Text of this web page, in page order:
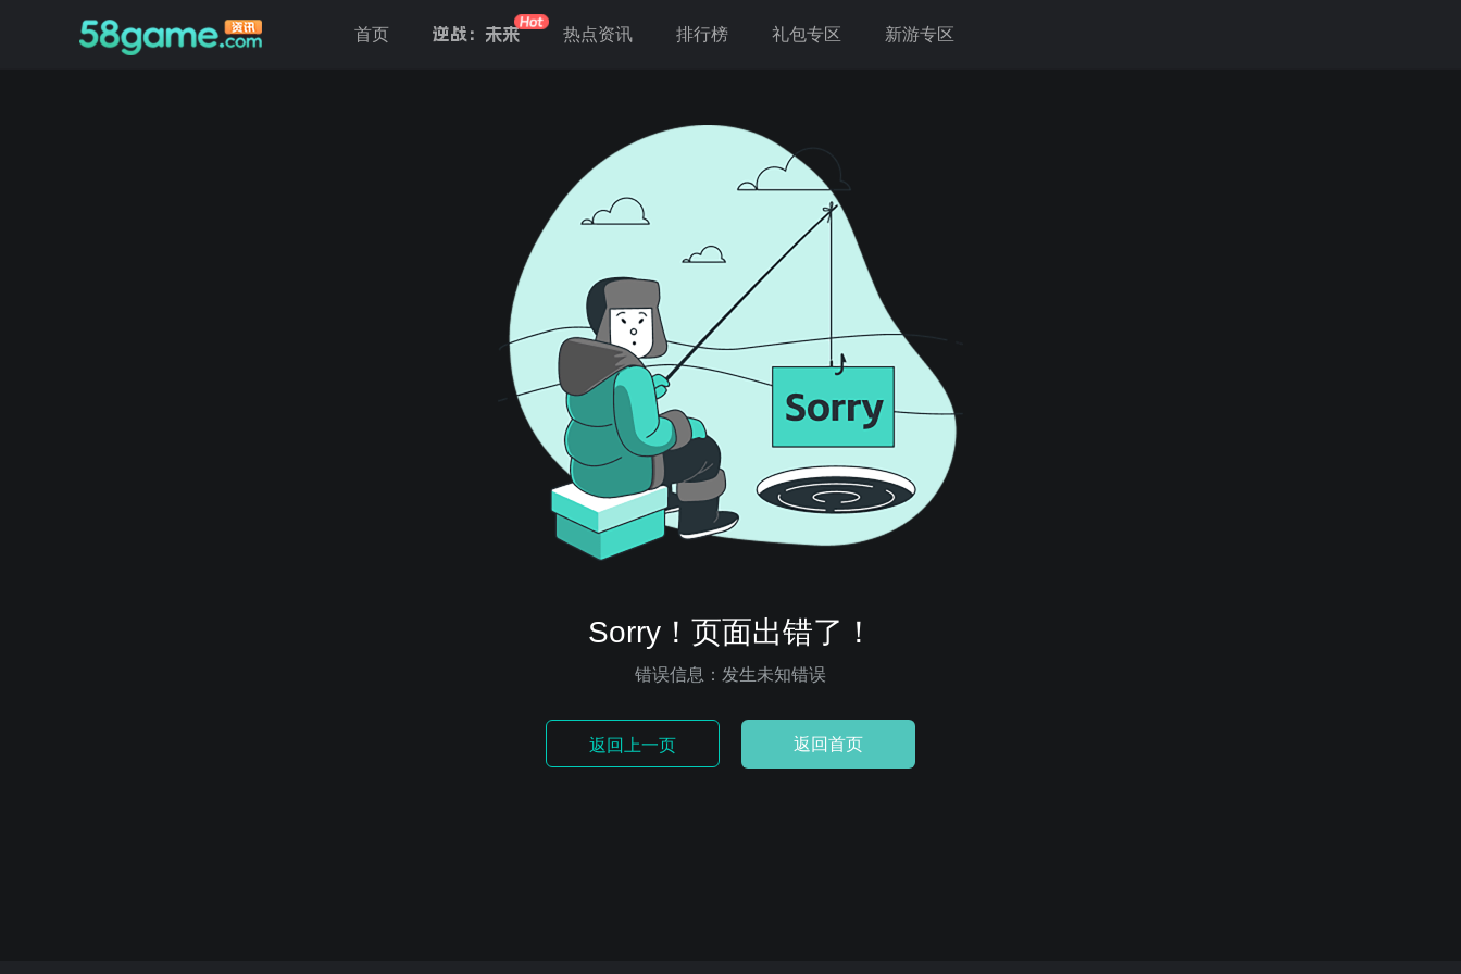
首页 逆战：未来 热点资讯 排行榜 礼包专区 新游专区
Sorry！页面出错了！
错误信息：发生未知错误
返回上一页 返回首页